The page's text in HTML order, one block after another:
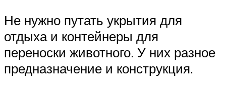
Не нужно путать укрытия для
отдыха и контейнеры для
переноски животного. У них разное
предназначение и конструкция.